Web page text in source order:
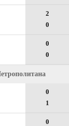
2
0
0
0
0
1
0